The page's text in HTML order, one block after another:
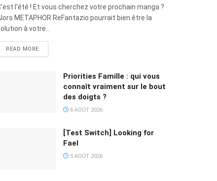
l'été ! Et vous cherchez votre prochain manga ?
METAPHOR ReFantazio pourrait bien être la
à votre...
READ MORE
Priorities Famille : qui vous
connaît vraiment sur le bout
des doigts ?
6 AOÛT 2026
[Test Switch] Looking for
Fael
5 AOÛT 2026